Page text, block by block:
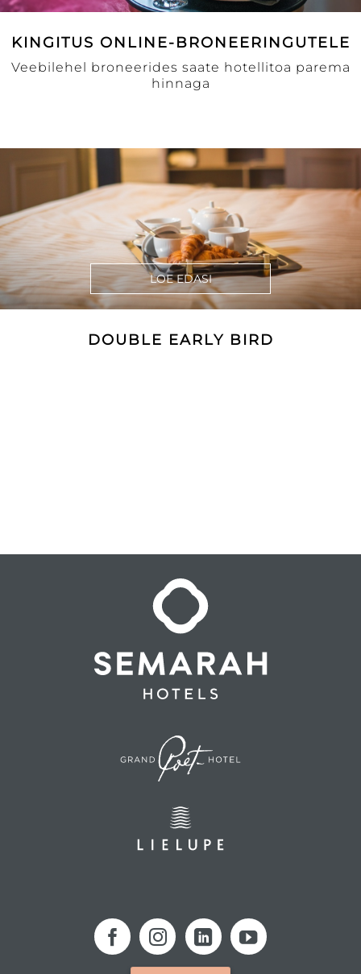
KINGITUS ONLINE-BRONEERINGUTELE
Veebilehel broneerides saate hotellitoa parema
hinnaga
LOE EDASI
DOUBLE EARLY BIRD